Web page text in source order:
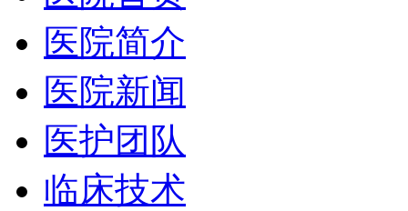
医院简介
医院新闻
医护团队
临床技术